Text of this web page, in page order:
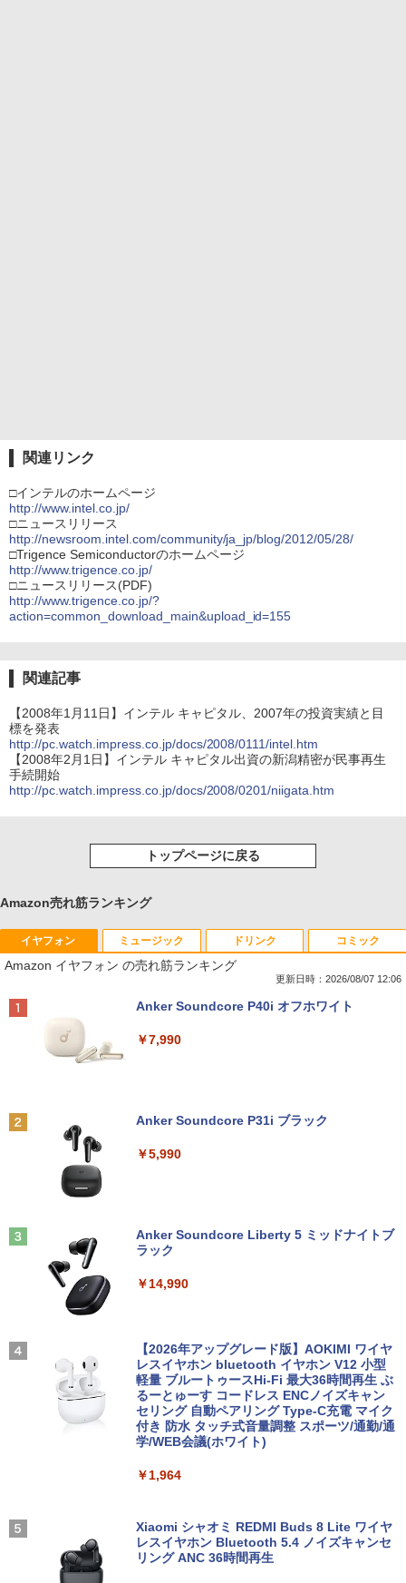
関連リンク
□インテルのホームページ
http://www.intel.co.jp/
□ニュースリリース
http://newsroom.intel.com/community/ja_jp/blog/2012/05/28/
□Trigence Semiconductorのホームページ
http://www.trigence.co.jp/
□ニュースリリース(PDF)
http://www.trigence.co.jp/?
action=common_download_main&upload_id=155
関連記事
【2008年1月11日】インテル キャピタル、2007年の投資実績と目
標を発表
http://pc.watch.impress.co.jp/docs/2008/0111/intel.htm
【2008年2月1日】インテル キャピタル出資の新潟精密が民事再生
手続開始
http://pc.watch.impress.co.jp/docs/2008/0201/niigata.htm
トップページに戻る
Amazon売れ筋ランキング
イヤフォン
Amazon イヤフォン の売れ筋ランキング
更新日時：2026/08/07 12:06
Anker Soundcore P40i オフホワイト
￥7,990
Anker Soundcore P31i ブラック
￥5,990
Anker Soundcore Liberty 5 ミッドナイトブ
ラック
￥14,990
【2026年アップグレード版】AOKIMI ワイヤ
レスイヤホン bluetooth イヤホン V12 小型
軽量 ブルートゥースHi-Fi 最大36時間再生 ぶ
るーとゅーす コードレス ENCノイズキャン
セリング 自動ペアリング Type-C充電 マイク
付き 防水 タッチ式音量調整 スポーツ/通勤/通
学/WEB会議(ホワイト)
￥1,964
Xiaomi シャオミ REDMI Buds 8 Lite ワイヤ
レスイヤホン Bluetooth 5.4 ノイズキャンセ
リング ANC 36時間再生
ミュージック ドリンク コミック